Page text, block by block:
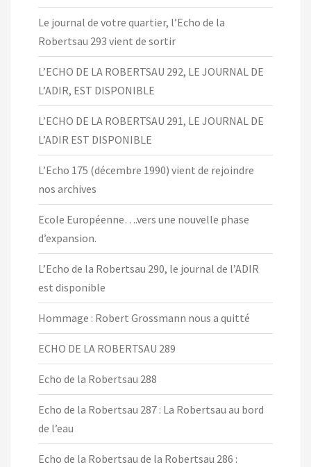
Le journal de votre quartier, l’Echo de la
Robertsau 293 vient de sortir
L’ECHO DE LA ROBERTSAU 292, LE JOURNAL DE
L’ADIR, EST DISPONIBLE
L’ECHO DE LA ROBERTSAU 291, LE JOURNAL DE
L’ADIR EST DISPONIBLE
L’Echo 175 (décembre 1990) vient de rejoindre
nos archives
Ecole Européenne….vers une nouvelle phase
d’expansion.
L’Echo de la Robertsau 290, le journal de l’ADIR
est disponible
Hommage : Robert Grossmann nous a quitté
ECHO DE LA ROBERTSAU 289
Echo de la Robertsau 288
Echo de la Robertsau 287 : La Robertsau au bord
de l’eau
Echo de la Robertsau de la Robertsau 286 :